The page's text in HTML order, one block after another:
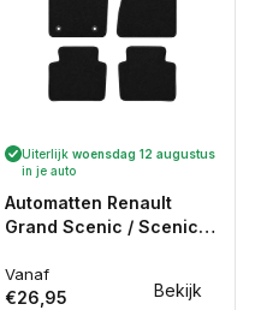
Bekijk
Uiterlijk woensdag 12 augustus
in je auto
Automatten Renault
Grand Scenic / Scenic
Normale
prijs
Vanaf
€26,95